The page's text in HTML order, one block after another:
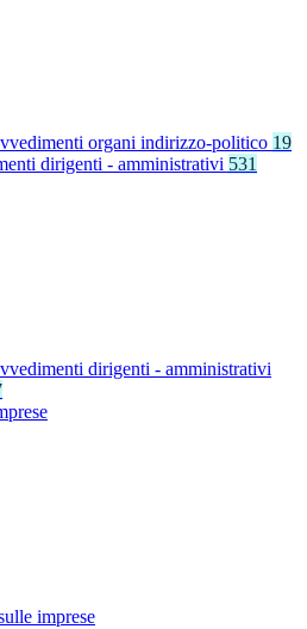
organi indirizzo-politico 19
dirigenti - amministrativi 531
dirigenti - amministrativi
imprese